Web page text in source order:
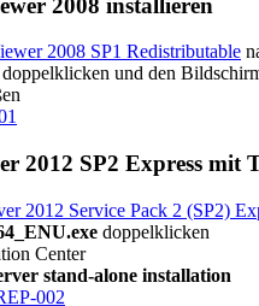
2008 SP1 Redistributable
doppelklicken und den
2012 SP2 Express mit
2012 Service Pack 2 (SP2)
doppelklicken
Center
stand-alone installation